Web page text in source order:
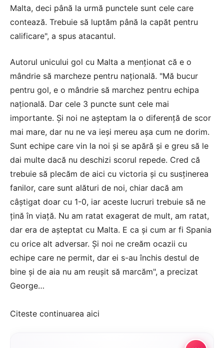
Malta, deci până la urmă punctele sunt cele care
contează. Trebuie să luptăm până la capăt pentru
calificare", a spus atacantul.
Autorul unicului gol cu Malta a menţionat că e o
mândrie să marcheze pentru naţională. "Mă bucur
pentru gol, e o mândrie să marchez pentru echipa
naţională. Dar cele 3 puncte sunt cele mai
importante. Şi noi ne aşteptam la o diferenţă de scor
mai mare, dar nu ne va ieşi mereu aşa cum ne dorim.
Sunt echipe care vin la noi şi se apără şi e greu să le
dai multe dacă nu deschizi scorul repede. Cred că
trebuie să plecăm de aici cu victoria şi cu susţinerea
fanilor, care sunt alături de noi, chiar dacă am
câştigat doar cu 1-0, iar aceste lucruri trebuie să ne
ţină în viaţă. Nu am ratat exagerat de mult, am ratat,
dar era de aşteptat cu Malta. E ca şi cum ar fi Spania
cu orice alt adversar. Şi noi ne creăm ocazii cu
echipe care ne permit, dar ei s-au închis destul de
bine şi de aia nu am reuşit să marcăm", a precizat
George…
Citeste continuarea aici